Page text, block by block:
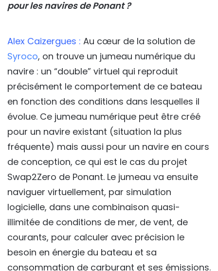
pour les navires de Ponant ?
Alex Caizergues : Au cœur de la solution de
Syroco, on trouve un jumeau numérique du
navire : un “double” virtuel qui reproduit
précisément le comportement de ce bateau
en fonction des conditions dans lesquelles il
évolue. Ce jumeau numérique peut être créé
pour un navire existant (situation la plus
fréquente) mais aussi pour un navire en cours
de conception, ce qui est le cas du projet
Swap2Zero de Ponant. Le jumeau va ensuite
naviguer virtuellement, par simulation
logicielle, dans une combinaison quasi-
illimitée de conditions de mer, de vent, de
courants, pour calculer avec précision le
besoin en énergie du bateau et sa
consommation de carburant et ses émissions.